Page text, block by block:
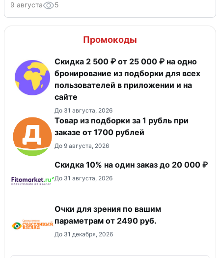
9 августа 5
Промокоды
Скидка 2 500 ₽ от 25 000 ₽ на одно
бронирование из подборки для всех
пользователей в приложении и на
сайте
До 31 августа, 2026
Товар из подборки за 1 рубль при
заказе от 1700 рублей
До 9 августа, 2026
Скидка 10% на один заказ до 20 000 ₽
До 31 августа, 2026
Очки для зрения по вашим
параметрам от 2490 руб.
До 31 декабря, 2026